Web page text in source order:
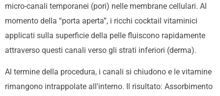
micro-canali temporanei (pori) nelle membrane cellulari. Al
momento della “porta aperta”, i ricchi cocktail vitaminici
applicati sulla superficie della pelle fluiscono rapidamente
attraverso questi canali verso gli strati inferiori (derma).
Al termine della procedura, i canali si chiudono e le vitamine
rimangono intrappolate all'interno. Il risultato: Assorbimento